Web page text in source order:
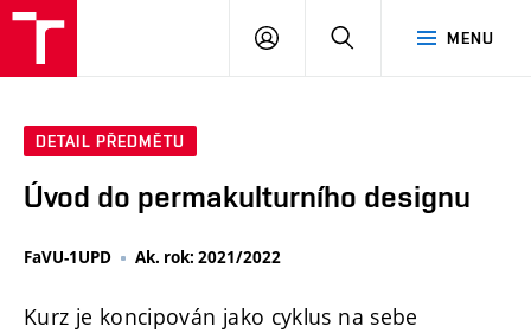
MENU
PŘIHLÁSIT
DETAIL PŘEDMĚTU
Úvod do permakulturního designu
FaVU-1UPD Ak. rok: 2021/2022
Kurz je koncipován jako cyklus na sebe